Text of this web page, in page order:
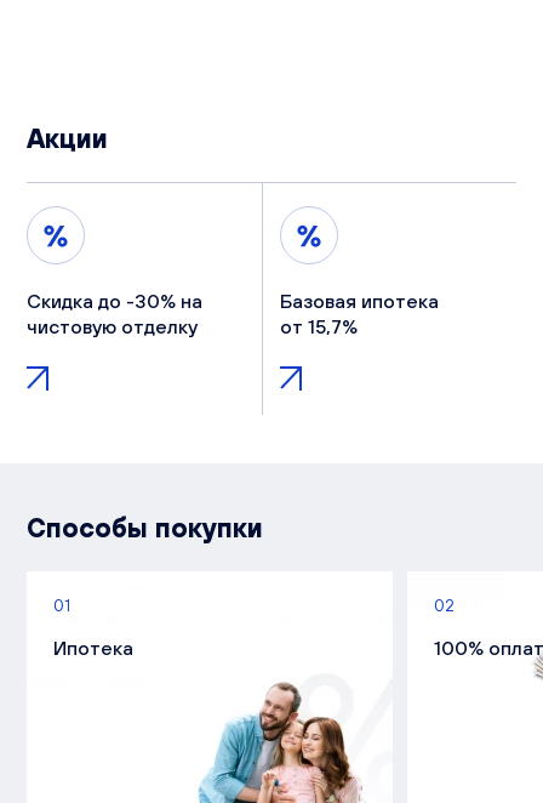
Акции
Скидка до -30% на
чистовую отделку
Базовая ипотека
от 15,7%
Способы покупки
01
Ипотека
02
100%